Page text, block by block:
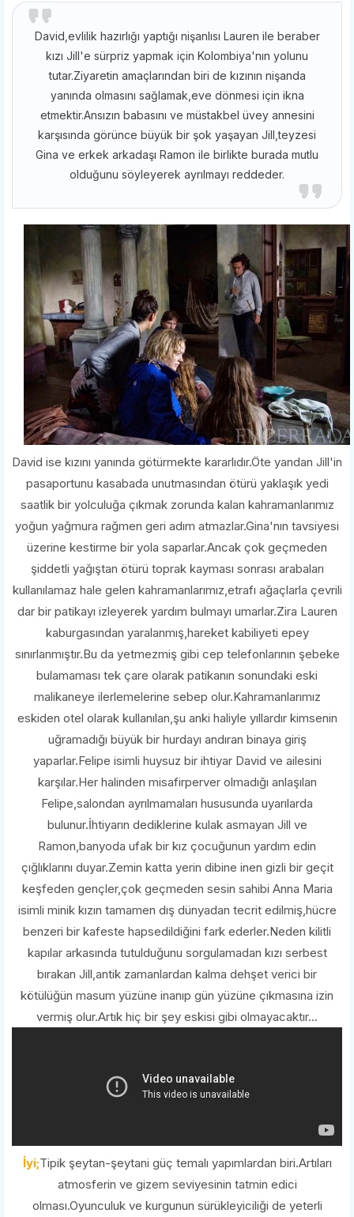
David,evlilik hazırlığı yaptığı nişanlısı Lauren ile beraber
kızı Jill'e sürpriz yapmak için Kolombiya'nın yolunu
tutar.Ziyaretin amaçlarından biri de kızının nişanda
yanında olmasını sağlamak,eve dönmesi için ikna
etmektir.Ansızın babasını ve müstakbel üvey annesini
karşısında görünce büyük bir şok yaşayan Jill,teyzesi
Gina ve erkek arkadaşı Ramon ile birlikte burada mutlu
olduğunu söyleyerek ayrılmayı reddeder.
David ise kızını yanında götürmekte kararlıdır.Öte yandan Jill'in
pasaportunu kasabada unutmasından ötürü yaklaşık yedi
saatlik bir yolculuğa çıkmak zorunda kalan kahramanlarımız
yoğun yağmura rağmen geri adım atmazlar.Gina'nın tavsiyesi
üzerine kestirme bir yola saparlar.Ancak çok geçmeden
şiddetli yağıştan ötürü toprak kayması sonrası arabaları
kullanılamaz hale gelen kahramanlarımız,etrafı ağaçlarla çevrili
dar bir patikayı izleyerek yardım bulmayı umarlar.Zira Lauren
kaburgasından yaralanmış,hareket kabiliyeti epey
sınırlanmıştır.Bu da yetmezmiş gibi cep telefonlarının şebeke
bulamaması tek çare olarak patikanın sonundaki eski
malikaneye ilerlemelerine sebep olur.Kahramanlarımız
eskiden otel olarak kullanılan,şu anki haliyle yıllardır kimsenin
uğramadığı büyük bir hurdayı andıran binaya giriş
yaparlar.Felipe isimli huysuz bir ihtiyar David ve ailesini
karşılar.Her halinden misafirperver olmadığı anlaşılan
Felipe,salondan ayrılmamaları hususunda uyarılarda
bulunur.İhtiyarın dediklerine kulak asmayan Jill ve
Ramon,banyoda ufak bir kız çocuğunun yardım edin
çığlıklarını duyar.Zemin katta yerin dibine inen gizli bir geçit
keşfeden gençler,çok geçmeden sesin sahibi Anna Maria
isimli minik kızın tamamen dış dünyadan tecrit edilmiş,hücre
benzeri bir kafeste hapsedildiğini fark ederler.Neden kilitli
kapılar arkasında tutulduğunu sorgulamadan kızı serbest
bırakan Jill,antik zamanlardan kalma dehşet verici bir
kötülüğün masum yüzüne inanıp gün yüzüne çıkmasına izin
vermiş olur.Artık hiç bir şey eskisi gibi olmayacaktır...
İyi;Tipik şeytan-şeytani güç temalı yapımlardan biri.Artıları
atmosferin ve gizem seviyesinin tatmin edici
olması.Oyunculuk ve kurgunun sürükleyiciliği de yeterli